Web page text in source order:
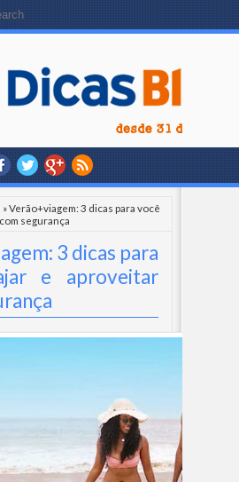
»Verão+viagem: 3 dicas para você
segurança
3 dicas para
e aproveitar